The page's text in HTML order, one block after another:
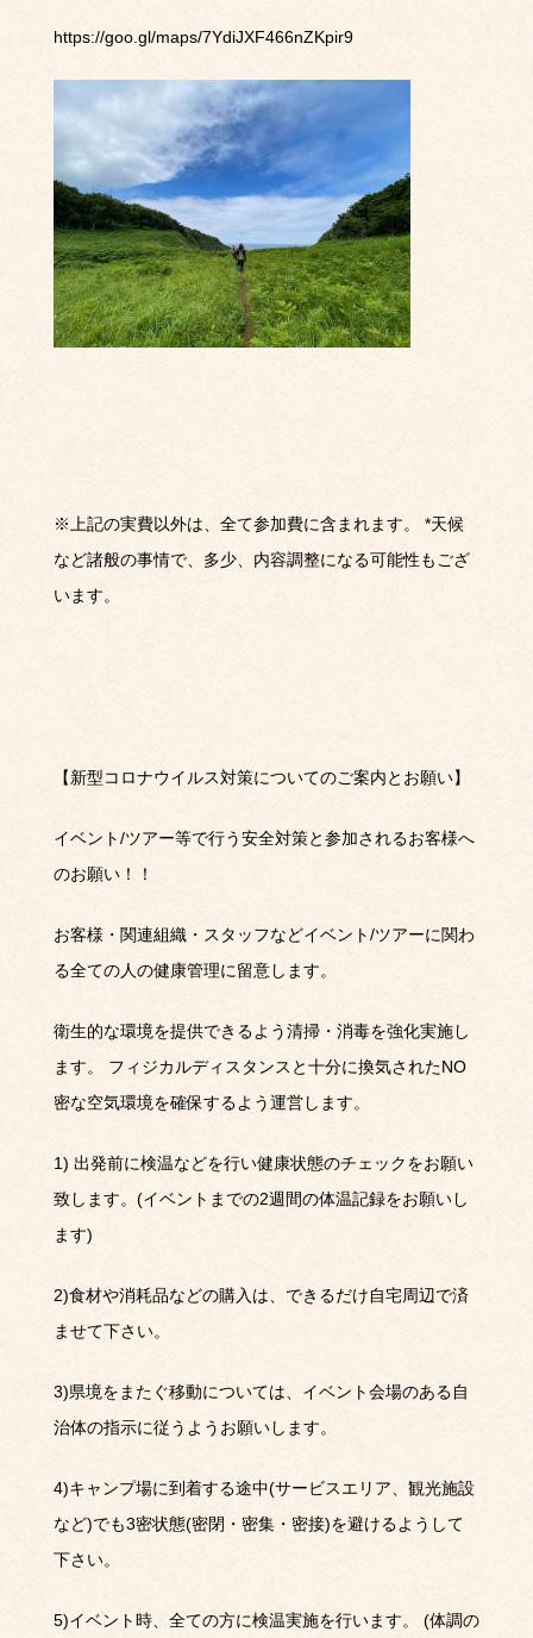
https://goo.gl/maps/7YdiJXF466nZKpir9
※ 上記の実費以外は、全て参加費に含まれます。 *天候
など諸般の事情で、多少、内容調整になる可能性もござ
います。
【新型コロナウイルス対策についてのご案内とお願い】
イベント/ツアー等で行う安全対策と参加されるお客様へ
のお願い！！
お客様・関連組織・スタッフなどイベント/ツアーに関わ
る全ての人の健康管理に留意します。
衛生的な環境を提供できるよう清掃・消毒を強化実施し
ます。
フィジカルディスタンスと十分に換気されたNO
密な空気環境を確保するよう運営します。
1) 出発前に検温などを行い健康状態のチェックをお願い
致します。 (イベントまでの2週間の体温記録をお願いし
ます)
2)食材や消耗品などの購入は、できるだけ自宅周辺で済
ませて下さい。
3)県境をまたぐ移動については、イベント会場のある自
治体の指示に従うようお願いします。
4)キャンプ場に到着する途中(サービスエリア、観光施設
など)でも3密状態(密閉・密集・密接)を避けるようして
下さい。
5)イベント時、全ての方に検温実施を行います。 (体調の